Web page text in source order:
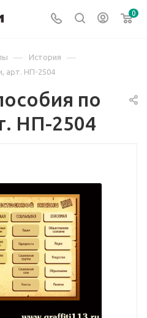
0
— История —
арт. НП-2504
по
НП-2504